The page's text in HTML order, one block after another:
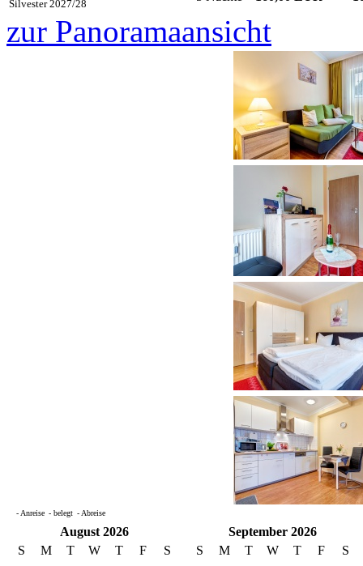
Silvester 2027/28
zur Panoramaansicht
- Anreise - belegt - Abreise
August 2026
S
M T W T F
S
September 2026
S
M T W T F
S